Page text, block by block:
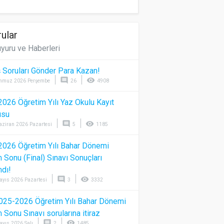
ve Haberleri
Soruları Gönder Para Kazan!
2026 Perşembe comment 26 visibility 4908
Öğretim Yılı Yaz Okulu Kayıt
2026 Pazartesi comment 5 visibility 1185
Öğretim Yılı Bahar Dönemi
Sonu (Final) Sınavı Sonuçları
2026 Pazartesi comment 3 visibility 3332
2026 Öğretim Yılı Bahar Dönemi
Sonu Sınavı sorularına itiraz